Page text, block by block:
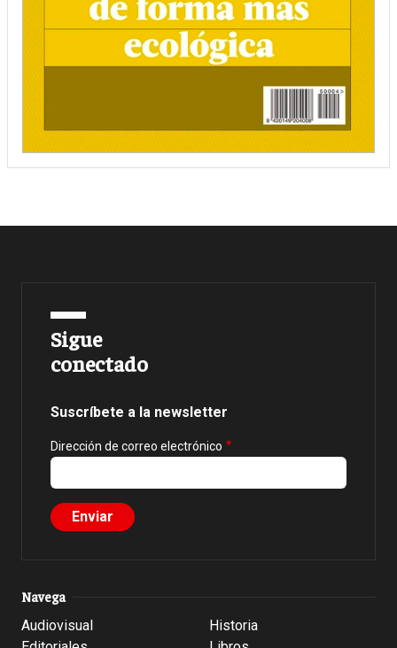
Sigue
conectado
Suscríbete a la newsletter
Dirección de correo electrónico
Navega
Audiovisual
Historia